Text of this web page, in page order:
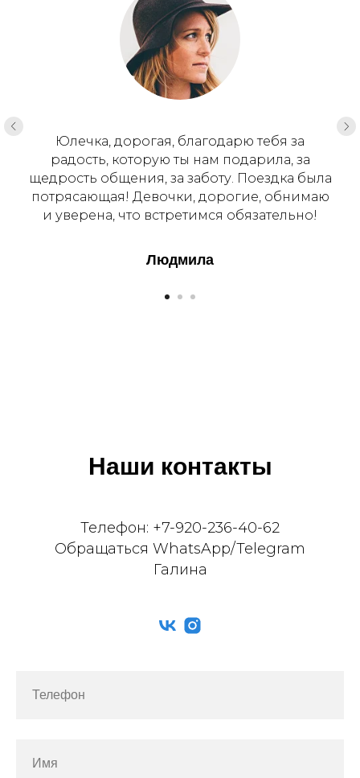
Юлечка, дорогая, благодарю тебя за
радость, которую ты нам подарила, за
щедрость общения, за заботу. Поездка была
потрясающая! Девочки, дорогие, обнимаю
и уверена, что встретимся обязательно!
Людмила
Наши контакты
Телефон: +7-920-236-40-62
Обращаться WhatsApp/Telegram
Галина
Телефон
Имя